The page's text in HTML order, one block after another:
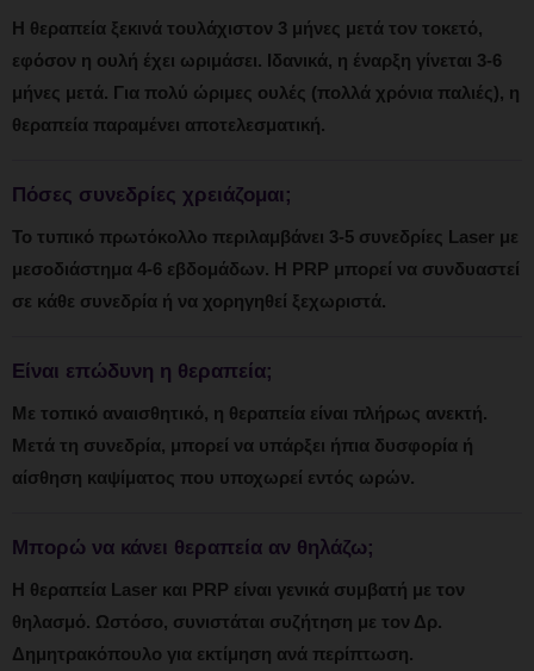
Η θεραπεία ξεκινά τουλάχιστον 3 μήνες μετά τον τοκετό,
εφόσον η ουλή έχει ωριμάσει. Ιδανικά, η έναρξη γίνεται 3-6
μήνες μετά. Για πολύ ώριμες ουλές (πολλά χρόνια παλιές), η
θεραπεία παραμένει αποτελεσματική.
Πόσες συνεδρίες χρειάζομαι;
Το τυπικό πρωτόκολλο περιλαμβάνει 3-5 συνεδρίες Laser με
μεσοδιάστημα 4-6 εβδομάδων. Η PRP μπορεί να συνδυαστεί
σε κάθε συνεδρία ή να χορηγηθεί ξεχωριστά.
Είναι επώδυνη η θεραπεία;
Με τοπικό αναισθητικό, η θεραπεία είναι πλήρως ανεκτή.
Μετά τη συνεδρία, μπορεί να υπάρξει ήπια δυσφορία ή
αίσθηση καψίματος που υποχωρεί εντός ωρών.
Μπορώ να κάνει θεραπεία αν θηλάζω;
Η θεραπεία Laser και PRP είναι γενικά συμβατή με τον
θηλασμό. Ωστόσο, συνιστάται συζήτηση με τον Δρ.
Δημητρακόπουλο για εκτίμηση ανά περίπτωση.